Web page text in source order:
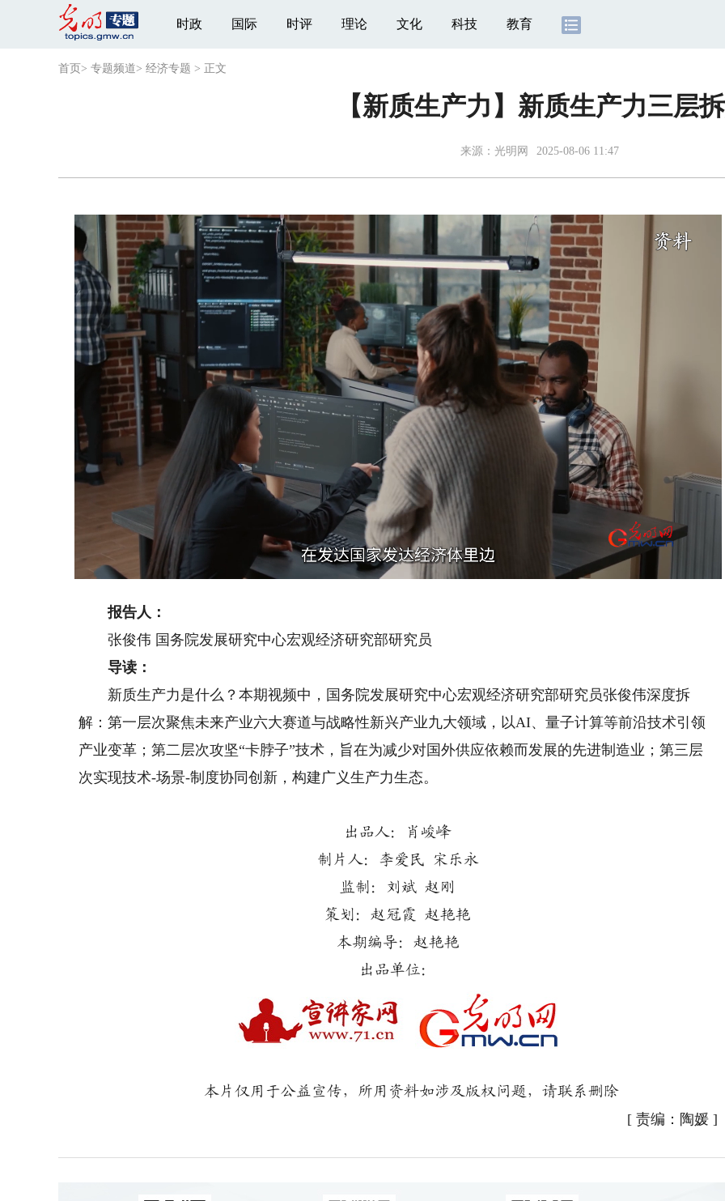
时政 国际 时评 理论 文化 科技 教育
首页 > 专题频道> 经济专题 > 正文
【新质生产力】新质生产力三层
来源： 光明网 2025-08-06 11:47
Unmute
15.23%
Playback
Rate
报告人：
张俊伟 国务院发展研究中心宏观经济研究部研究员
导读：
新质生产力是什么？本期视频中，国务院发展研究中心宏观经济研究部研究员张俊伟深度拆
解：第一层次聚焦未来产业六大赛道与战略性新兴产业九大领域，以AI、量子计算等前沿技术引领
产业变革；第二层次攻坚“卡脖子”技术，旨在为减少对国外供应依赖而发展的先进制造业；第三层
次实现技术-场景-制度协同创新，构建广义生产力生态。
出品人：肖峻峰
制片人：李爱民 宋乐永
监制：刘斌 赵刚
策划：赵冠霞 赵艳艳
本期编导：赵艳艳
出品单位：
本片仅用于公益宣传，所用资料如涉及版权问题，请联系删除
[ 责编：陶媛 ]